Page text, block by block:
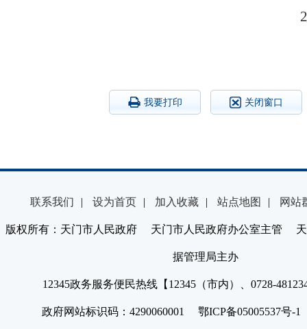
我要打印 关闭窗口
联系我们 | 设为首页 | 加入收藏 | 站点地图 | 网站
版权所有：天门市人民政府 天门市人民政府办公室主管 天
据管理局主办
12345政务服务便民热线【12345（市内）、0728-
政府网站标识码：4290060001 鄂ICP备05005537号